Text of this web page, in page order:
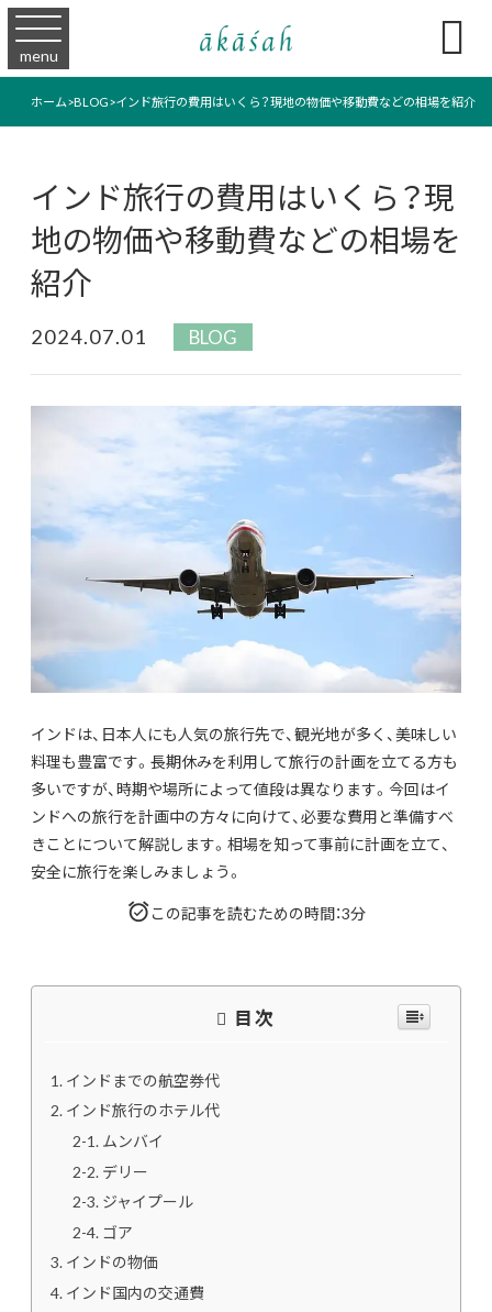
menu 
ホーム>BLOG>インド旅行の費用はいくら？現地の物価や移動費などの相場を紹介
インド旅行の費用はいくら？現
地の物価や移動費などの相場を
紹介
2024.07.01 BLOG
インドは、日本人にも人気の旅行先で、観光地が多く、美味しい
料理も豊富です。長期休みを利用して旅行の計画を立てる方も
多いですが、時期や場所によって値段は異なります。今回はイ
ンドへの旅行を計画中の方々に向けて、必要な費用と準備すべ
きことについて解説します。相場を知って事前に計画を立て、
安全に旅行を楽しみましょう。
この記事を読むための時間：3分
目次
インドまでの航空券代
インド旅行のホテル代
ムンバイ
デリー
ジャイプール
ゴア
インドの物価
インド国内の交通費